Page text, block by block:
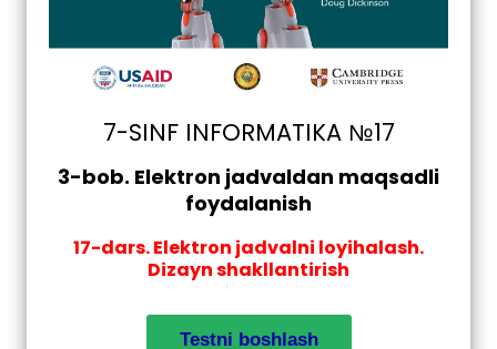
7-SINF INFORMATIKA №17
3-bob. Elektron jadvaldan maqsadli
foydalanish
17-dars. Elektron jadvalni loyihalash.
Dizayn shakllantirish